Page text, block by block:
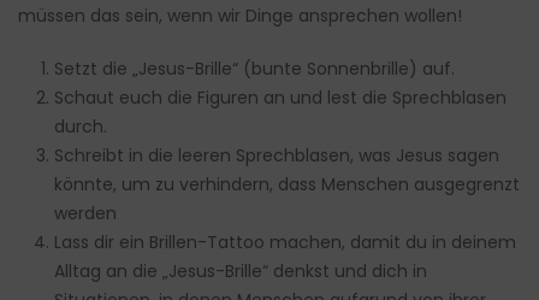
müssen das sein, wenn wir Dinge ansprechen wollen!
Setzt die „Jesus-Brille“ (bunte Sonnenbrille) auf.
Schaut euch die Figuren an und lest die Sprechblasen
durch.
Schreibt in die leeren Sprechblasen, was Jesus sagen
könnte, um zu verhindern, dass Menschen ausgegrenzt
werden
Lass dir ein Brillen-Tattoo machen, damit du in deinem
Alltag an die „Jesus-Brille“ denkst und dich in